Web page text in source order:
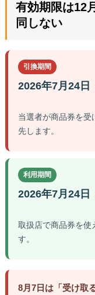
有効期限は12
同しない
引換期間
2026年7月24日
当選者が商品券を受
先します。
利用期間
2026年7月24日
取扱店で商品券を使
す。
8月7日は「受け取